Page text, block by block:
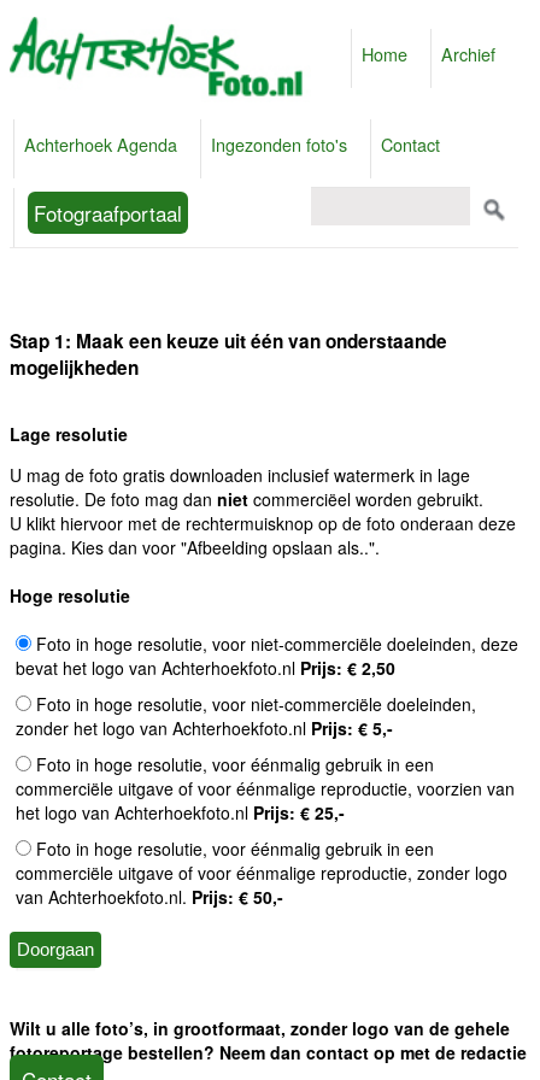
Home Archief
Achterhoek Agenda Ingezonden foto's Contact
Fotograafportaal
Stap 1: Maak een keuze uit één van onderstaande
mogelijkheden
Lage resolutie
U mag de foto gratis downloaden inclusief watermerk in lage
resolutie. De foto mag dan niet commerciëel worden gebruikt.
U klikt hiervoor met de rechtermuisknop op de foto onderaan deze
pagina. Kies dan voor "Afbeelding opslaan als..".
Hoge resolutie
Foto in hoge resolutie, voor niet-commerciële doeleinden, deze
bevat het logo van Achterhoekfoto.nl Prijs: € 2,50
Foto in hoge resolutie, voor niet-commerciële doeleinden,
zonder het logo van Achterhoekfoto.nl Prijs: € 5,-
Foto in hoge resolutie, voor éénmalig gebruik in een
commerciële uitgave of voor éénmalige reproductie, voorzien van
het logo van Achterhoekfoto.nl Prijs: € 25,-
Foto in hoge resolutie, voor éénmalig gebruik in een
commerciële uitgave of voor éénmalige reproductie, zonder logo
van Achterhoekfoto.nl. Prijs: € 50,-
Wilt u alle foto’s, in grootformaat, zonder logo van de gehele
fotoreportage bestellen? Neem dan contact op met de redactie